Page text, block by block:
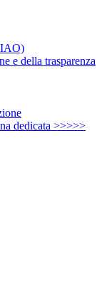
e della trasparenza
dedicata >>>>>